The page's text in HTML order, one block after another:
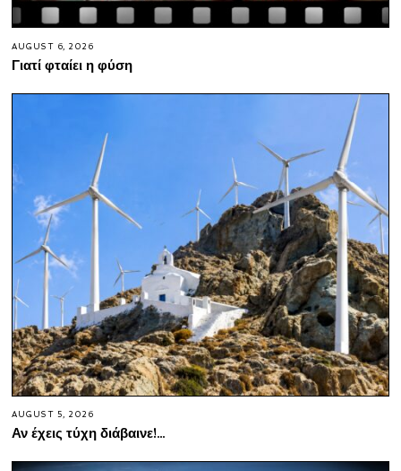
AUGUST 6, 2026
Γιατί φταίει η φύση
AUGUST 5, 2026
Αν έχεις τύχη διάβαινε!…